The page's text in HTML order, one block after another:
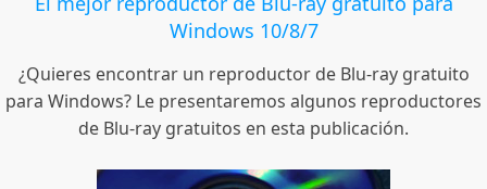
Windows 10/8/7
¿Quieres encontrar un reproductor de Blu-ray gratuito
para Windows? Le presentaremos algunos reproductores
de Blu-ray gratuitos en esta publicación.